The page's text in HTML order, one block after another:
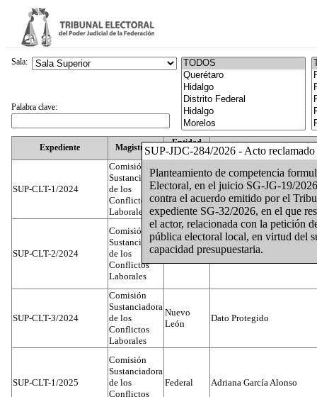
SUP-JDC-284/2026 - Acto reclamado
Planteamiento de competencia
Electoral, en el juicio SG-JG-19/
contra el acuerdo emitido por el
expediente SG-32/2026, en el que
el actor, relacionada con la petición
pública electoral local, en virtud del
capacidad presupuestaria.
Expediente Magistrado
Entidad
Federativa
SUP-CLT-1/2024
Comisión
Sustanciadora
de los
Conflictos
Laborales
Federal Juan José Serrato Velasco
SUP-CLT-2/2024
Comisión
Sustanciadora
de los
Conflictos
Laborales
Federal José Luis Muñoz Zambrano
SUP-CLT-3/2024
Comisión
Sustanciadora
de los
Conflictos
Laborales
Nuevo
León
Dato Protegido
SUP-CLT-1/2025
Comisión
Sustanciadora
de los
Conflictos
Federal Adriana García Alonso
Sala:
Palabra clave: